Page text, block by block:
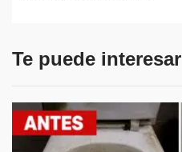
Te puede interesar